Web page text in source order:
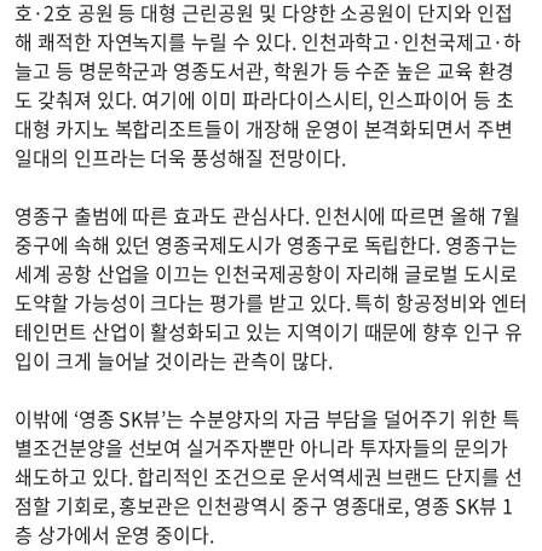
호·2호 공원 등 대형 근린공원 및 다양한 소공원이 단지와 인접
해 쾌적한 자연녹지를 누릴 수 있다. 인천과학고·인천국제고·하
늘고 등 명문학군과 영종도서관, 학원가 등 수준 높은 교육 환경
도 갖춰져 있다. 여기에 이미 파라다이스시티, 인스파이어 등 초
대형 카지노 복합리조트들이 개장해 운영이 본격화되면서 주변
일대의 인프라는 더욱 풍성해질 전망이다.
영종구 출범에 따른 효과도 관심사다. 인천시에 따르면 올해 7월
중구에 속해 있던 영종국제도시가 영종구로 독립한다. 영종구는
세계 공항 산업을 이끄는 인천국제공항이 자리해 글로벌 도시로
도약할 가능성이 크다는 평가를 받고 있다. 특히 항공정비와 엔터
테인먼트 산업이 활성화되고 있는 지역이기 때문에 향후 인구 유
입이 크게 늘어날 것이라는 관측이 많다.
이밖에 ‘영종 SK뷰’는 수분양자의 자금 부담을 덜어주기 위한 특
별조건분양을 선보여 실거주자뿐만 아니라 투자자들의 문의가
쇄도하고 있다. 합리적인 조건으로 운서역세권 브랜드 단지를 선
점할 기회로, 홍보관은 인천광역시 중구 영종대로, 영종 SK뷰 1
층 상가에서 운영 중이다.